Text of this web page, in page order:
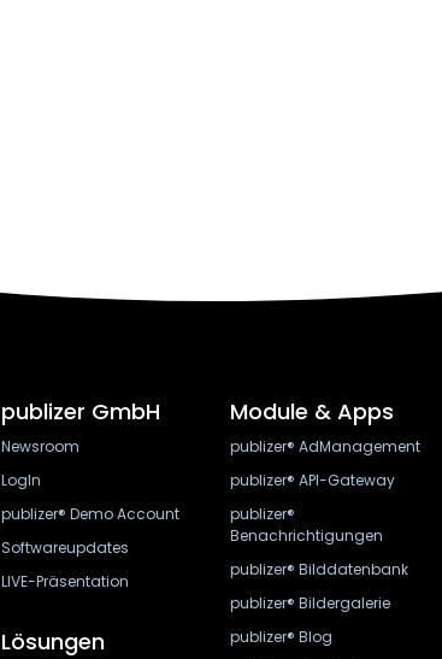
publizer GmbH
Newsroom
LogIn
publizer® Demo Account
Softwareupdates
LIVE-Präsentation
Lösungen
Module & Apps
publizer® AdManagement
publizer® API-Gateway
publizer®
Benachrichtigungen
publizer® Bilddatenbank
publizer® Bildergalerie
publizer® Blog